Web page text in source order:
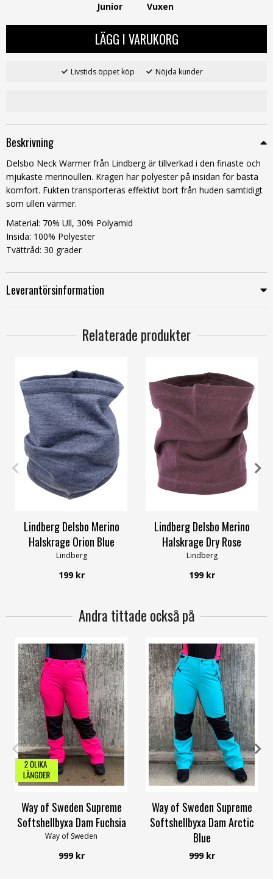
Junior Vuxen
LÄGG I VARUKORG
Livstids öppet köp Nöjda kunder
Beskrivning
Delsbo Neck Warmer från Lindberg är tillverkad i den finaste och
mjukaste merinoullen. Kragen har polyester på insidan för bästa
komfort. Fukten transporteras effektivt bort från huden samtidigt
som ullen värmer.
Material: 70% Ull, 30% Polyamid
Insida: 100% Polyester
Tvättråd: 30 grader
Leverantörsinformation
Relaterade produkter
Junior Vuxen
Lindberg Delsbo Merino
Halskrage Orion Blue
Lindberg
199 kr
Vuxen
Lindberg Delsbo Merino
Halskrage Dry Rose
Lindberg
199 kr
Andra tittade också på
34 36 38 40 42 60
Way of Sweden Supreme
Softshellbyxa Dam Fuchsia
Way of Sweden
999 kr
34 36 38 40 42 48
Way of Sweden Supreme
Softshellbyxa Dam Arctic
Blue
Way of Sweden
999 kr